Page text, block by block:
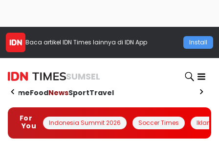
Baca artikel IDN Times lainnya di IDN App Install
SUMSEL
HomeFoodNewsSportTravel
For
You
Indonesia Summit 2026 Soccer Times Iklanin